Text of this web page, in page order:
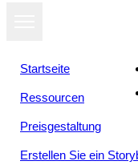
Startseite
Ressourcen
Preisgestaltung
Erstellen Sie ein